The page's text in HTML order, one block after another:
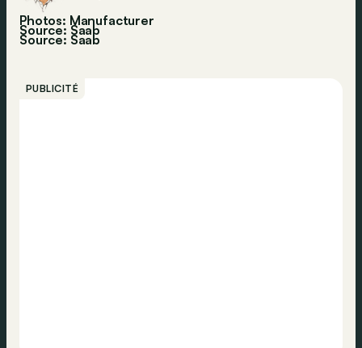
Photos: Manufacturer
Source: Saab
Source: Saab
PUBLICITÉ